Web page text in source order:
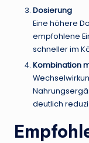
Dosierung
Eine höhere
empfohlene
schneller im
Kombination
deutlich